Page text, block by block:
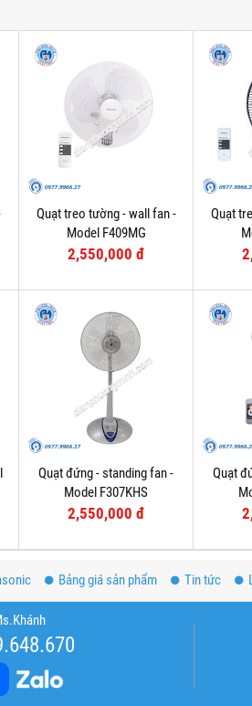
Quạt treo tường - wall fan -
Model F409MG
2,550,000 đ
Quạt
Quạt đứng - standing fan -
Model F307KHS
2,550,000 đ
Quạt
Bảng giá sản phẩm Tin tức